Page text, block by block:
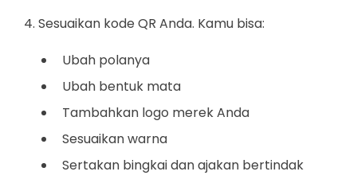
4. Sesuaikan kode QR Anda. Kamu bisa:
Ubah polanya
Ubah bentuk mata
Tambahkan logo merek Anda
Sesuaikan warna
Sertakan bingkai dan ajakan bertindak